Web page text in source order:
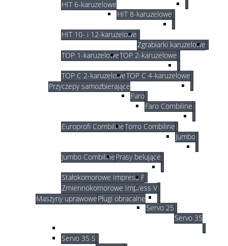
HIT 6-karuzelowe
HIT 8-karuzelowe
HIT 10- i 12-karuzelowe
Zgrabiarki karuzelowe
TOP 1-karuzeloweTOP 2-karuzelowe
TOP C 2-karuzeloweTOP C 4-karuzelowe
Przyczepy samozbierające
Faro
Faro Combiline
Europrofi CombilineTorro Combiline
Jumbo
Jumbo CombilinePrasy belujące
Stałokomorowe Impress F
Zmiennokomorowe Impress V
Maszyny uprawowePługi obracalne
Servo 25
Servo 35
Servo 35 S